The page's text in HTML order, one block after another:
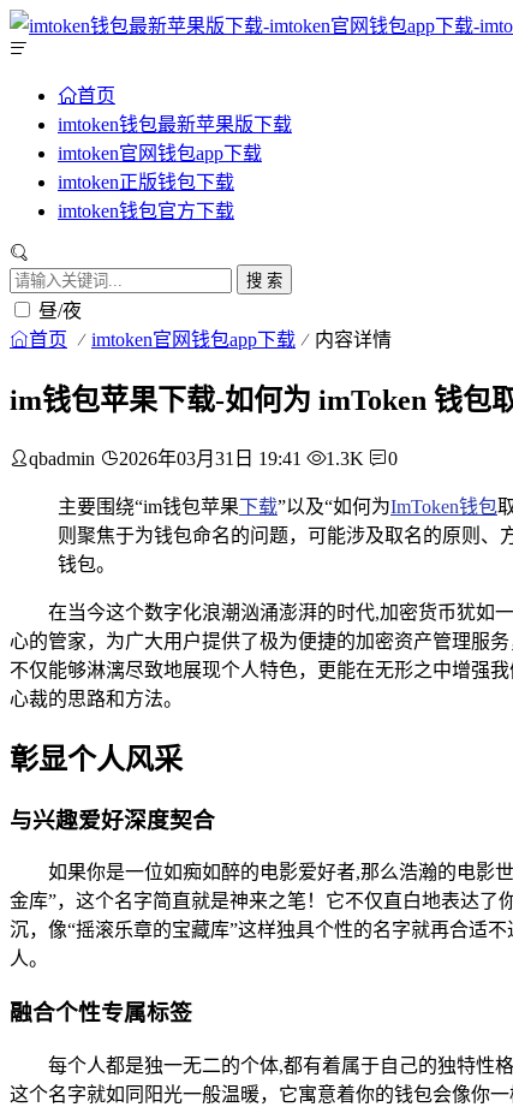
首页
imtoken钱包最新苹果版下载
imtoken官网钱包app下载
imtoken正版钱包下载
imtoken钱包官方下载
搜 索
昼/夜
首页 imtoken官网钱包app下载 内容详情
im钱包苹果下载-如何为 imToken 钱包
qbadmin 2026年03月31日 19:41 1.3K 0
主要围绕“im钱包苹果下载”以及“如何为ImToken钱包
则聚焦于为钱包命名的问题，可能涉及取名的原则、
钱包。
在当今这个数字化浪潮汹涌澎湃的时代,加密货币犹如
心的管家，为广大用户提供了极为便捷的加密资产管理服
不仅能够淋漓尽致地展现个人特色，更能在无形之中增强
心裁的思路和方法。
彰显个人风采
与兴趣爱好深度契合
如果你是一位如痴如醉的电影爱好者,那么浩瀚的电影
金库”，这个名字简直就是神来之笔！它不仅直白地表达
沉，像“摇滚乐章的宝藏库”这样独具个性的名字就再合适
人。
融合个性专属标签
每个人都是独一无二的个体,都有着属于自己的独特性
这个名字就如同阳光一般温暖，它寓意着你的钱包会像你